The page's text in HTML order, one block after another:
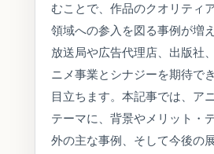
むことで、作品のクオリティ
領域への参入を図る事例が増
放送局や広告代理店、出版社
ニメ事業とシナジーを期待で
目立ちます。本記事では、ア
テーマに、背景やメリット・
外の主な事例、そして今後の